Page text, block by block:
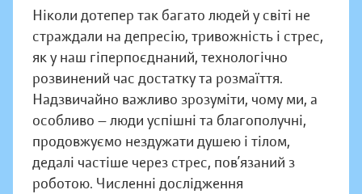
Ніколи дотепер так багато людей у світі не
страждали на депресію, тривожність і стрес,
як у наш гіперпоєднаний, технологічно
розвинений час достатку та розмаїття.
Надзвичайно важливо зрозуміти, чому ми, а
особливо — люди успішні та благополучні,
продовжуємо нездужати душею і тілом,
дедалі частіше через стрес, пов’язаний з
роботою. Численні дослідження